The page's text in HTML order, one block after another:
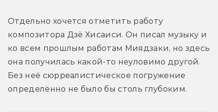
Отдельно хочется отметить работу
композитора Дзё Хисаиси. Он писал музыку и
ко всем прошлым работам Миядзаки, но здесь
она получилась какой-то неуловимо другой.
Без неё сюрреалистическое погружение
определённо не было бы столь глубоким.